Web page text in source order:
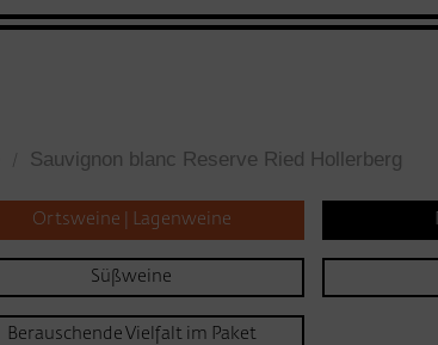
Sauvignon blanc Reserve Ried Hollerberg
Ortsweine | Lagenweine
Süßweine
Berauschende Vielfalt im Paket